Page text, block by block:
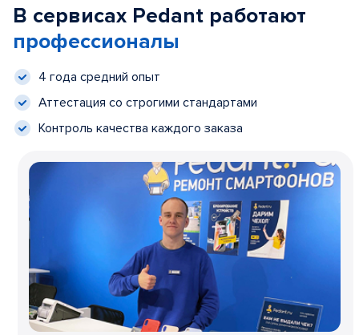
В сервисах Pedant работают
профессионалы
4 года средний опыт
Аттестация со строгими стандартами
Контроль качества каждого заказа